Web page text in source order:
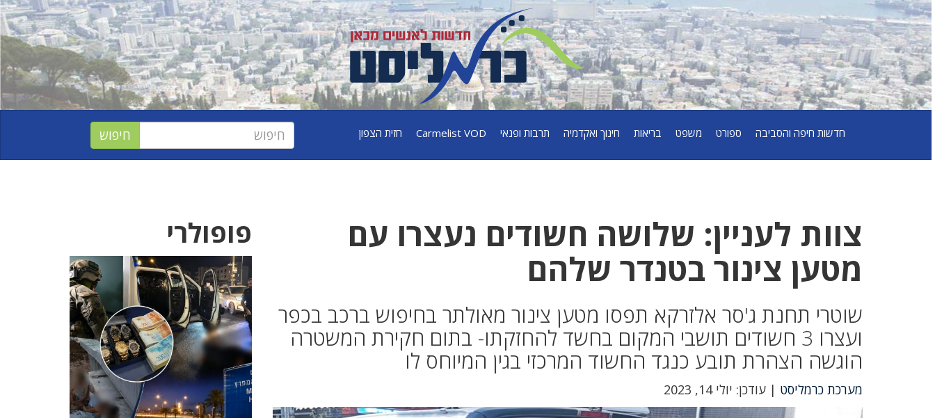
חדשות חיפה והסביבה ספורט משפט בריאות חינוך ואקדמיה תרבות ופנאי Carmelist VOD חזית הצפון
צוות לעניין: שלושה חשודים נעצרו עם
מטען צינור בטנדר שלהם
שוטרי תחנת ג'סר אלזרקא תפסו מטען צינור מאולתר בחיפוש ברכב בכפר
ועצרו 3 חשודים תושבי המקום בחשד להחזקתו- בתום חקירת המשטרה
הוגשה הצהרת תובע כנגד החשוד המרכזי בגין המיוחס לו
מערכת כרמליסט | עודכן: יולי 14, 2023
פופולרי